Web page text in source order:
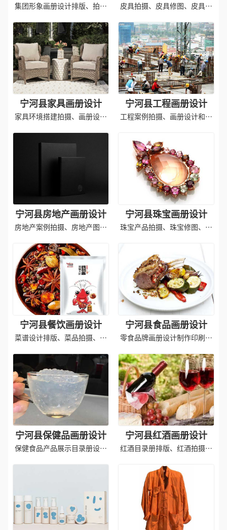
集团形象画册设计排版、拍摄
皮具拍摄、皮具修图、皮具画
宁河县家具画册设计
家具环境搭建拍摄、画册设计
宁河县工程画册设计
工程案例拍摄、画册设计和印
宁河县房地产画册设计
房地产案例拍摄、房地产图册
宁河县珠宝画册设计
珠宝产品拍摄、珠宝修图、画
宁河县餐饮画册设计
菜谱设计排版、菜品拍摄、印
宁河县食品画册设计
零食品牌画册设计制作印刷产
宁河县保健品画册设计
保健食品产品展示目录册设计
宁河县红酒画册设计
红酒目录册排版、红酒拍摄印